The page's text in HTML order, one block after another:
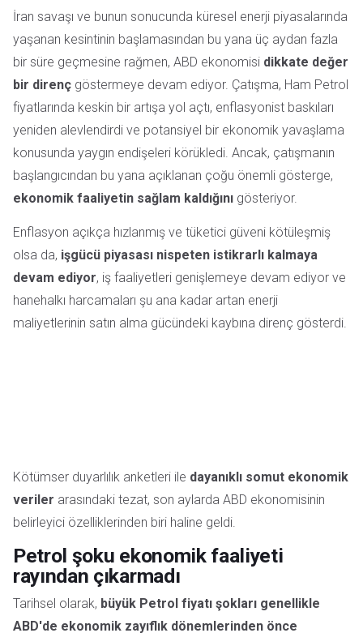
İran savaşı ve bunun sonucunda küresel enerji piyasalarında
yaşanan kesintinin başlamasından bu yana üç aydan fazla
bir süre geçmesine rağmen, ABD ekonomisi dikkate değer
bir direnç göstermeye devam ediyor. Çatışma, Ham Petrol
fiyatlarında keskin bir artışa yol açtı, enflasyonist baskıları
yeniden alevlendirdi ve potansiyel bir ekonomik yavaşlama
konusunda yaygın endişeleri körükledi. Ancak, çatışmanın
başlangıcından bu yana açıklanan çoğu önemli gösterge,
ekonomik faaliyetin sağlam kaldığını gösteriyor.
Enflasyon açıkça hızlanmış ve tüketici güveni kötüleşmiş
olsa da, işgücü piyasası nispeten istikrarlı kalmaya
devam ediyor, iş faaliyetleri genişlemeye devam ediyor ve
hanehalkı harcamaları şu ana kadar artan enerji
maliyetlerinin satın alma gücündeki kaybına direnç gösterdi.
Kötümser duyarlılık anketleri ile dayanıklı somut ekonomik
veriler arasındaki tezat, son aylarda ABD ekonomisinin
belirleyici özelliklerinden biri haline geldi.
Petrol şoku ekonomik faaliyeti
rayından çıkarmadı
Tarihsel olarak, büyük Petrol fiyatı şokları genellikle
ABD'de ekonomik zayıflık dönemlerinden önce